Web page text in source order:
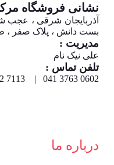
نشانی فروشگاه
آذربایجان شرقی ، عجب
بست دانش ، پلاک صفر ،
مدیریت :
علی نیک نام
تلفن تماس :
0602 3763 041 | 7113 382 0930
درباره ما